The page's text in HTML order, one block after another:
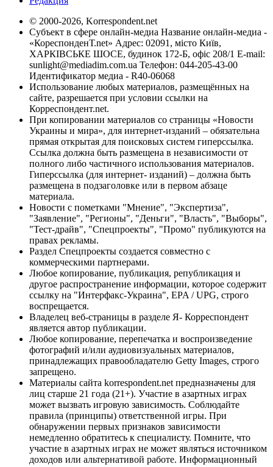
© 2000-2026, Korrespondent.net
Субъект в сфере онлайн-медиа Название онлайн-медиа -
«КореспонденТ.net» Адрес: 02091, місто Київ,
ХАРКІВСЬКЕ ШОСЕ, будинок 172-Б, офіс 208/1 E-mail:
sunlight@mediadim.com.ua Телефон: 044-205-43-00
Идентификатор медиа - R40-06068
Использование любых материалов, размещённых на
сайте, разрешается при условии ссылки на
Корреспондент.net.
При копировании материалов со страницы «Новости
Украины и мира», для интернет-изданий – обязательна
прямая открытая для поисковых систем гиперссылка.
Ссылка должна быть размещена в независимости от
полного либо частичного использования материалов.
Гиперссылка (для интернет- изданий) – должна быть
размещена в подзаголовке или в первом абзаце
материала.
Новости с пометками "Мнение", "Экспертиза",
"Заявление", "Регионы", "Деньги", "Власть", "Выборы",
"Тест-драйв", "Спецпроекты", "Промо" публикуются на
правах рекламы.
Раздел Спецпроекты создается совместно с
коммерческими партнерами.
Любое копирование, публикация, републикация и
другое распространение информации, которое содержит
ссылку на "Интерфакс-Украина", EPA / UPG, строго
воспрещается.
Владелец веб-страницы в разделе Я- Корреспондент
является автор публикации.
Любое копирование, перепечатка и воспроизведение
фотографий и/или аудиовизуальных материалов,
принадлежащих правообладателю Getty Images, строго
запрещено.
Материалы сайта korrespondent.net предназначены для
лиц старше 21 года (21+). Участие в азартных играх
может вызвать игровую зависимость. Соблюдайте
правила (принципы) ответственной игры. При
обнаружении первых признаков зависимости
немедленно обратитесь к специалисту. Помните, что
участие в азартных играх не может являться источником
доходов или альтернативой работе. Информационный